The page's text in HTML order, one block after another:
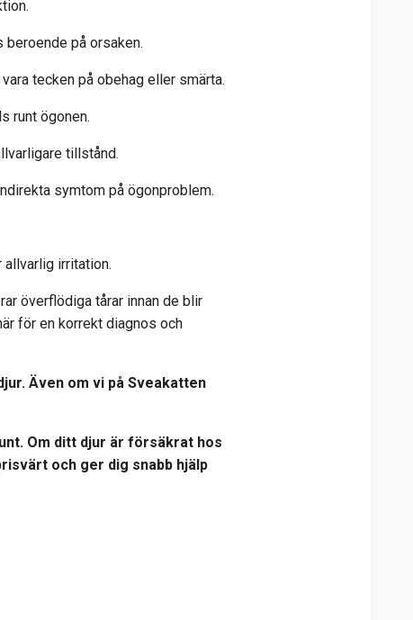
på orsaken.
tecken på obehag eller smärta.
runt ögonen.
tillstånd.
symtom på ögonproblem.
allvarlig irritation.
överflödiga tårar innan de blir
för en korrekt diagnos och
Även om vi på Sveakatten
Om ditt djur är försäkrat hos
och ger dig snabb hjälp